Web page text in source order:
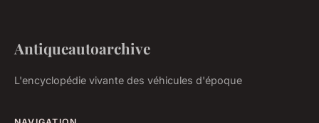
Antiqueautoarchive
L'encyclopédie vivante des véhicules d'époque